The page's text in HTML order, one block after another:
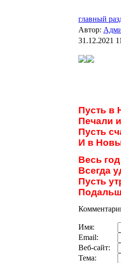
главный
Автор:
31.12.2021
Пусть в
Печали
Пусть
И в
Весь
Всегда
Пусть
Имя:
Email:
Веб-сайт:
Тема: